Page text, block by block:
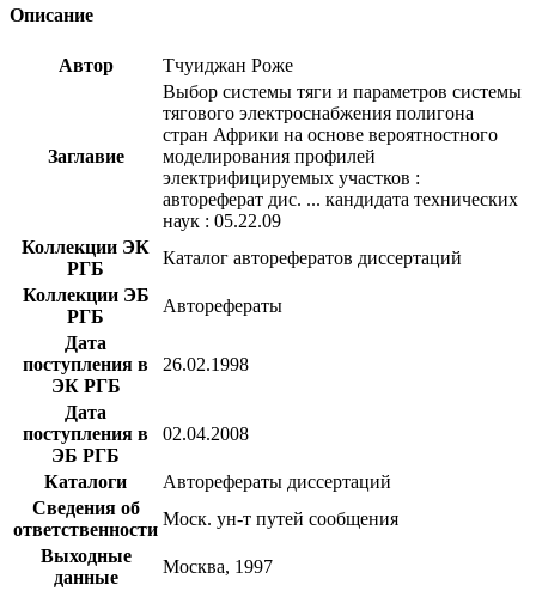
Описание
Автор Тчуиджан Роже
Заглавие
Выбор системы тяги и параметров системы
тягового электроснабжения полигона
стран Африки на основе вероятностного
моделирования профилей
электрифицируемых участков :
автореферат дис. ... кандидата технических
наук : 05.22.09
Коллекции ЭК
РГБ
Каталог авторефератов диссертаций
Коллекции ЭБ
РГБ
Авторефераты
Дата
поступления в
ЭК РГБ
26.02.1998
Дата
поступления в
ЭБ РГБ
02.04.2008
Каталоги
Авторефераты диссертаций
Сведения об
ответственности
Моск. ун-т путей сообщения
Выходные
данные
Москва, 1997